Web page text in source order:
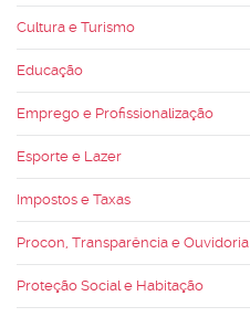
Cultura e Turismo
Educação
Emprego e Profissionalização
Esporte e Lazer
Impostos e Taxas
Procon, Transparência e Ouvidoria
Proteção Social e Habitação